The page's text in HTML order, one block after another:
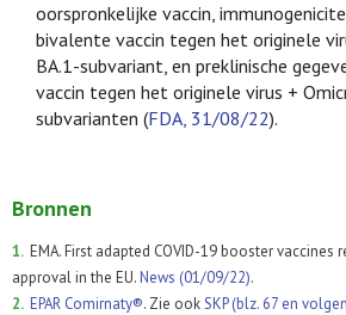
oorspronkelijke vaccin,
bivalente vaccin tegen het originele
BA.1-subvariant, en preklinische
vaccin tegen het originele virus +
subvarianten (FDA, 31/08/22).
Bronnen
1. EMA. First adapted COVID-19 booster vaccines
approval in the EU.News (01/09/22).
2. EPAR Comirnaty®. Zie ookSKP (blz. 67 en